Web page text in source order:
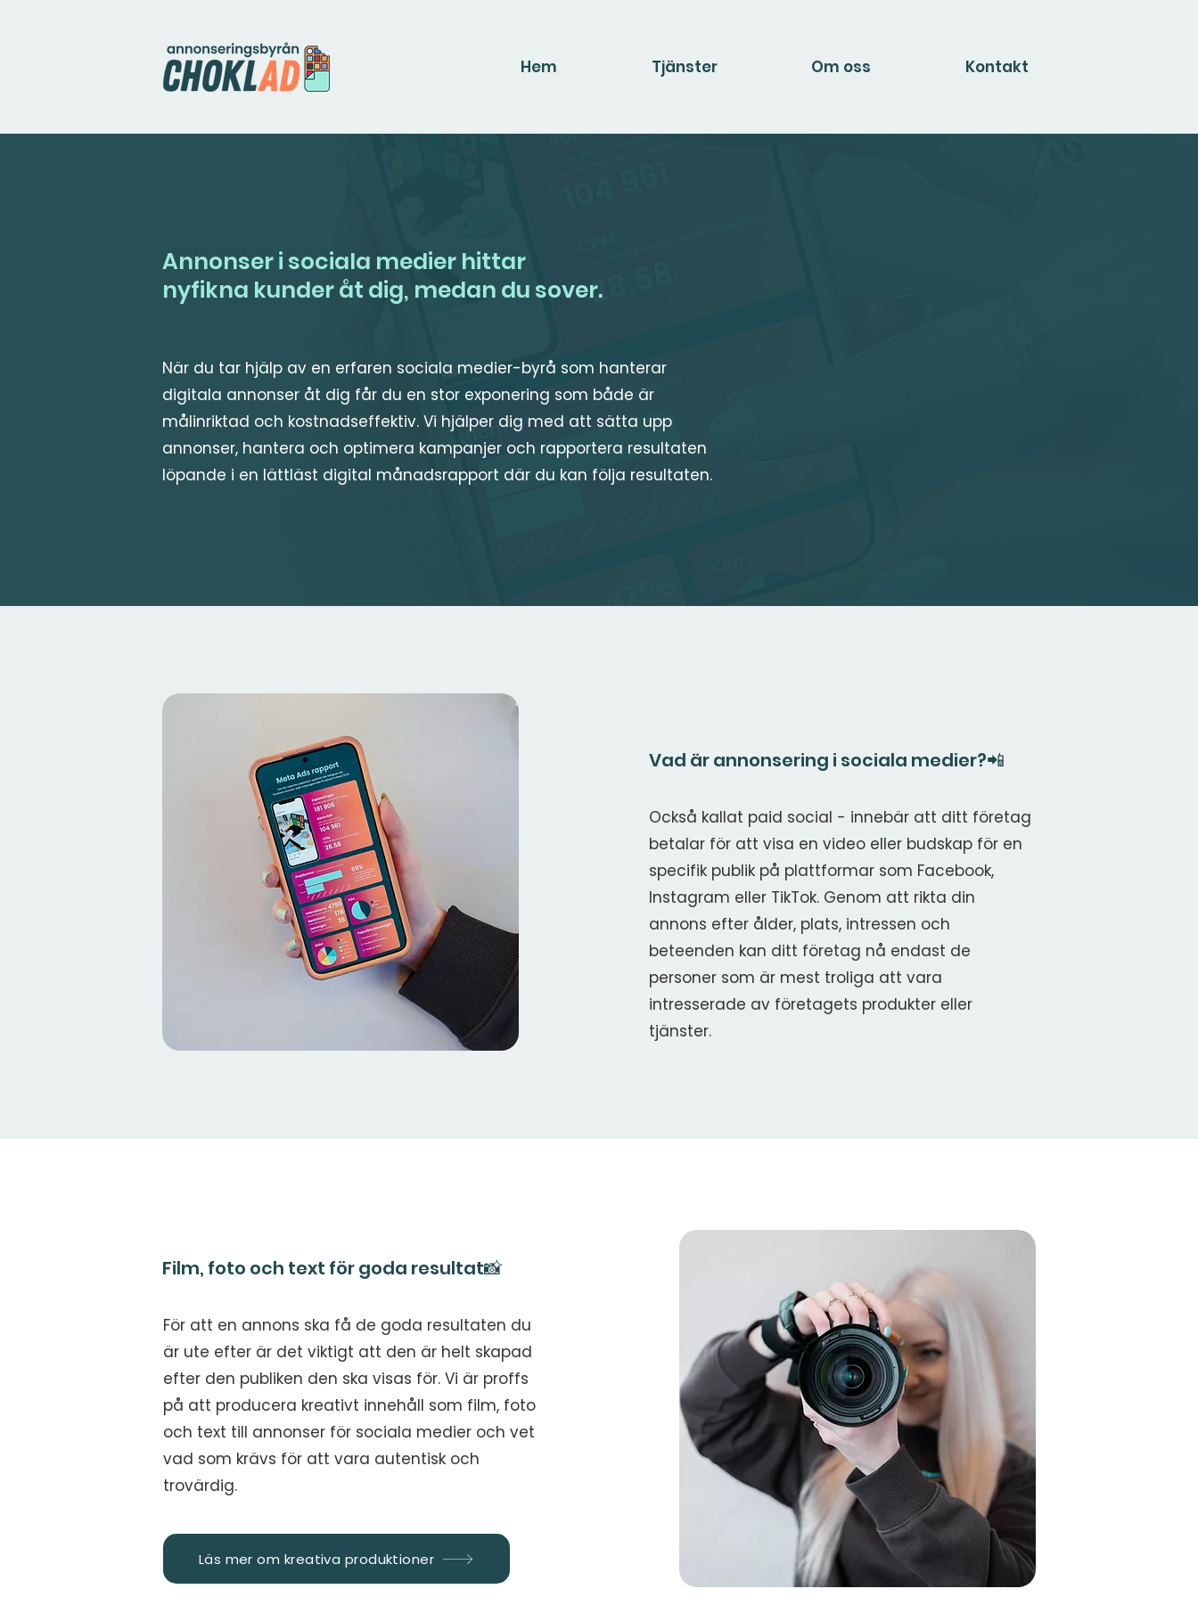
Hem Tjänster Om oss Kontakt
Annonser i sociala medier hittar
nyfikna kunder åt dig, medan du sover.
När du tar hjälp av en erfaren sociala medier-byrå som hanterar
digitala annonser åt dig får du en stor exponering som både är
målinriktad och kostnadseffektiv. Vi hjälper dig med att sätta upp
annonser, hantera och optimera kampanjer och rapportera resultaten
löpande i en lättläst digital månadsrapport där du kan följa resultaten.
Vad är annonsering i sociala medier?📲
Också kallat paid social - innebär att ditt företag
betalar för att visa en video eller budskap för en
specifik publik på plattformar som Facebook,
Instagram eller TikTok. Genom att rikta din
annons efter ålder, plats, intressen och
beteenden kan ditt företag nå endast de
personer som är mest troliga att vara
intresserade av företagets produkter eller
tjänster.
Film, foto och text för goda resultat📸
För att en annons ska få de goda resultaten du
är ute efter är det viktigt att den är helt skapad
efter den publiken den ska visas för. Vi är proffs
på att producera kreativt innehåll som film, foto
och text till annonser för sociala medier och vet
vad som krävs för att vara autentisk och
trovärdig.
Läs mer om kreativa produktioner